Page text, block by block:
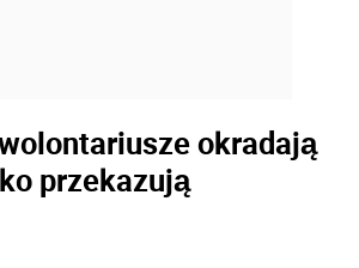
okradają
przekazują